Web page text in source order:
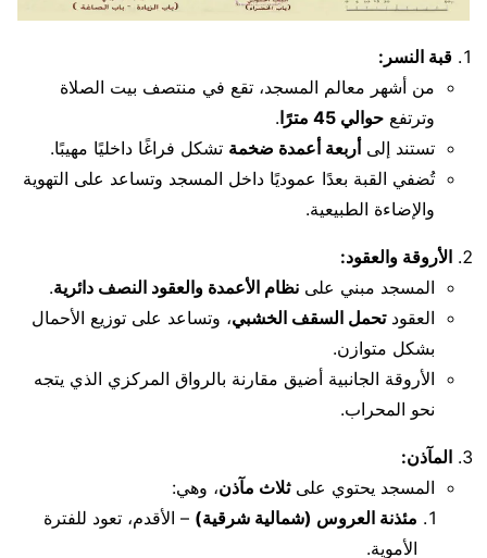
قبة النسر:
من أشهر معالم المسجد، تقع في منتصف بيت الصلاة
وترتفع حوالي 45 مترًا
.
تستند إلى أربعة أعمدة ضخمة تشكل فراغًا داخليًا مهيبًا.
تُضفي القبة بعدًا عموديًا داخل المسجد وتساعد على التهوية
والإضاءة الطبيعية.
الأروقة والعقود:
المسجد مبني على نظام الأعمدة والعقود النصف دائرية.
العقودتحمل السقف الخشبي، وتساعد على توزيع الأحمال
بشكل متوازن.
الأروقة الجانبية أضيق مقارنة بالرواق المركزي الذي يتجه
نحو المحراب.
المآذن:
المسجد يحتوي علىثلاث مآذن، وهي:
مئذنة العروس (شمالية شرقية) – الأقدم، تعود للفترة
الأموية.